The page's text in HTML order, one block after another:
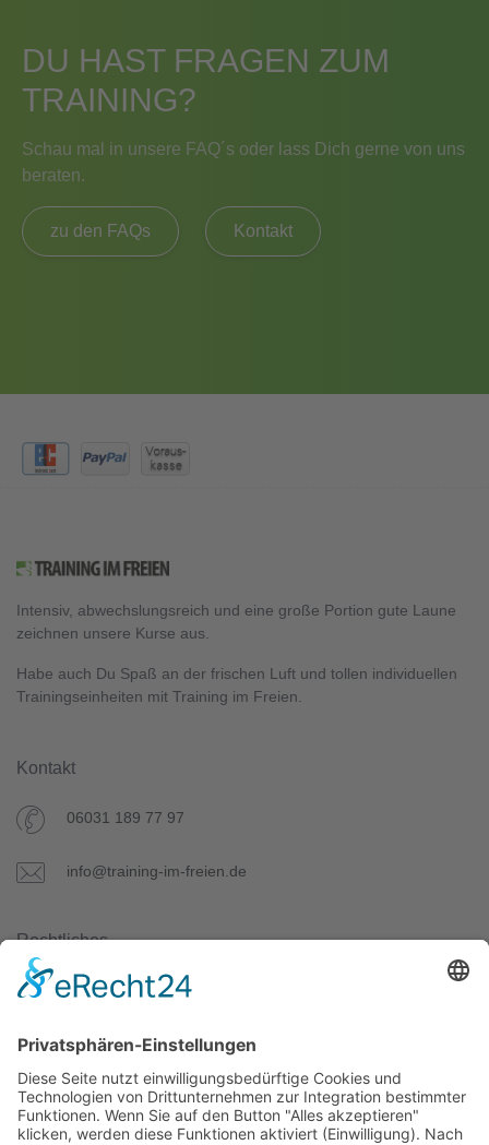
DU HAST FRAGEN ZUM
TRAINING?
Schau mal in unsere FAQ´s oder lass Dich gerne von uns
beraten.
zu den FAQs Kontakt
Intensiv, abwechslungsreich und eine große Portion gute Laune
zeichnen unsere Kurse aus.
Habe auch Du Spaß an der frischen Luft und tollen individuellen
Trainingseinheiten mit Training im Freien.
Kontakt
06031 189 77 97
info@training-im-freien.de
Rechtliches
Datenschutz
Impressum
Unser Angebot